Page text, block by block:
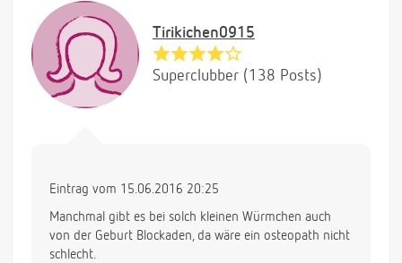
Tirikichen0915
Superclubber (138 Posts)
Eintrag vom 15.06.2016 20:25
Manchmal gibt es bei solch kleinen Würmchen auch
von der Geburt Blockaden, da wäre ein osteopath nicht
schlecht.